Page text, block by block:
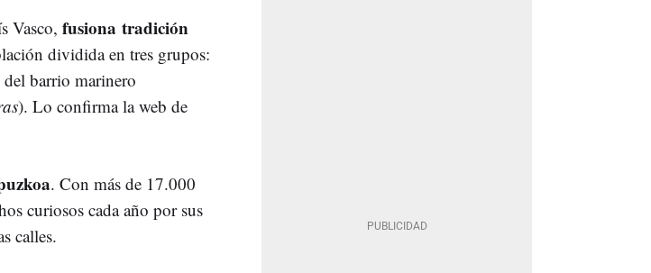
Vasco, fusiona tradición
dividida en tres grupos:
barrio marinero
). Lo confirma la web de
. Con más de 17.000
curiosos cada año por sus
calles.